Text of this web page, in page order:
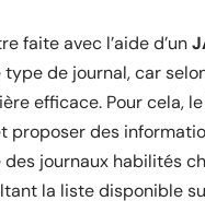
faite avec l’aide d’un
de journal, car
efficace. Pour cela,
proposer des
journaux habilités
la liste disponible